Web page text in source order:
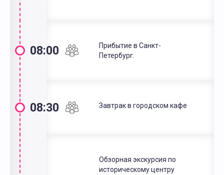
08:00
Прибытие в Санкт-
Петербург.
08:30 Завтрак в городском кафе
Обзорная экскурсия по
историческому центру